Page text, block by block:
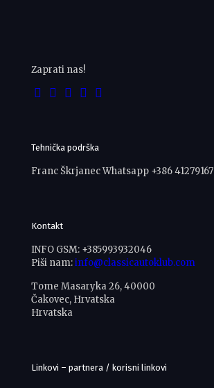
Zaprati nas!
Tehnička podrška
Franc Škrjanec Whatsapp +386 41279167
Kontakt
INFO GSM: +385993932046
Piši nam:info@classicautoklub.com
Tome Masaryka 26, 40000
Čakovec, Hrvatska
Hrvatska
Linkovi – partnera / korisni linkovi